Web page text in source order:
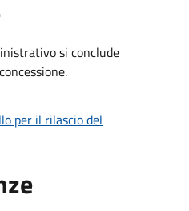
si conclude
per il rilascio del